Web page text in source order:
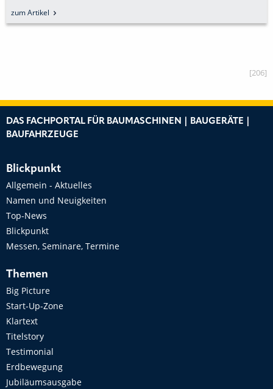
zum Artikel
[206]
DAS FACHPORTAL FÜR BAUMASCHINEN | BAUGERÄTE |
BAUFAHRZEUGE
Blickpunkt
Allgemein - Aktuelles
Namen und Neuigkeiten
Top-News
Blickpunkt
Messen, Seminare, Termine
Themen
Big Picture
Start-Up-Zone
Klartext
Titelstory
Testimonial
Erdbewegung
Jubiläumsausgabe